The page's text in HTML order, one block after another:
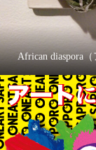
African diaspora